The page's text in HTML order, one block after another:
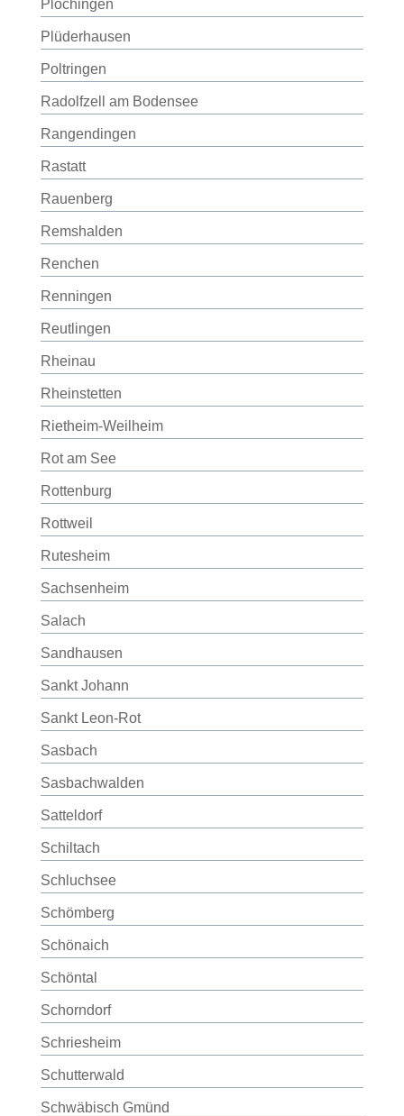
Plochingen
Plüderhausen
Poltringen
Radolfzell am Bodensee
Rangendingen
Rastatt
Rauenberg
Remshalden
Renchen
Renningen
Reutlingen
Rheinau
Rheinstetten
Rietheim-Weilheim
Rot am See
Rottenburg
Rottweil
Rutesheim
Sachsenheim
Salach
Sandhausen
Sankt Johann
Sankt Leon-Rot
Sasbach
Sasbachwalden
Satteldorf
Schiltach
Schluchsee
Schömberg
Schönaich
Schöntal
Schorndorf
Schriesheim
Schutterwald
Schwäbisch Gmünd